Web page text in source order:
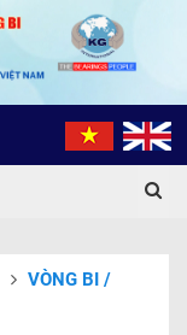
VÒNG BI /